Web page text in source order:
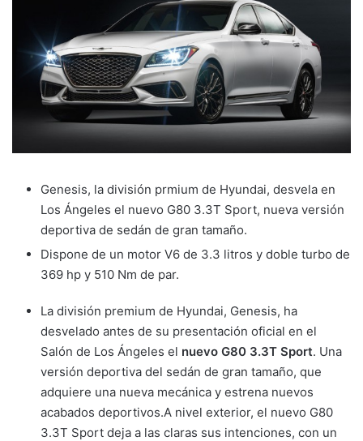
Genesis, la división prmium de Hyundai, desvela en
Los Ángeles el nuevo G80 3.3T Sport, nueva versión
deportiva de sedán de gran tamaño.
Dispone de un motor V6 de 3.3 litros y doble turbo de
369 hp y 510 Nm de par.
La división premium de Hyundai, Genesis, ha
desvelado antes de su presentación oficial en el
Salón de Los Ángeles el nuevo G80 3.3T Sport. Una
versión deportiva del sedán de gran tamaño, que
adquiere una nueva mecánica y estrena nuevos
acabados deportivos.A nivel exterior, el nuevo G80
3.3T Sport deja a las claras sus intenciones, con un